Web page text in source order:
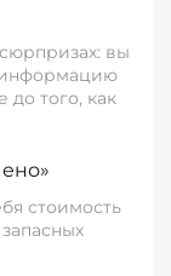
вы
того, как
стоимость